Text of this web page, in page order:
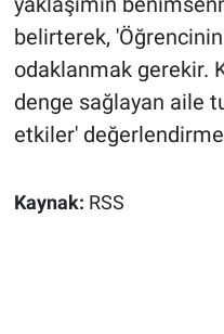
belirterek,
odaklanmak gerekir.
denge sağlayan aile
etkiler'
Kaynak: RSS